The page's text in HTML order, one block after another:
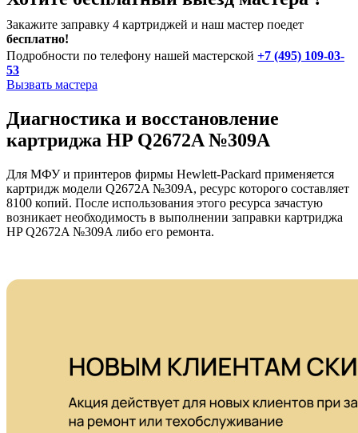
Закажите заправку 4 картриджей и наш мастер поедет
бесплатно!
Подробности по телефону нашей мастерской +7 (495) 109-03-
53
Вызвать мастера
Диагностика и восстановление
картриджа HP Q2672A №309A
Для МФУ и принтеров фирмы Hewlett-Packard применяется
картридж модели Q2672A №309A, ресурс которого составляет
8100 копий. После использования этого ресурса зачастую
возникает необходимость в выполнении заправки картриджа
HP Q2672A №309A либо его ремонта.